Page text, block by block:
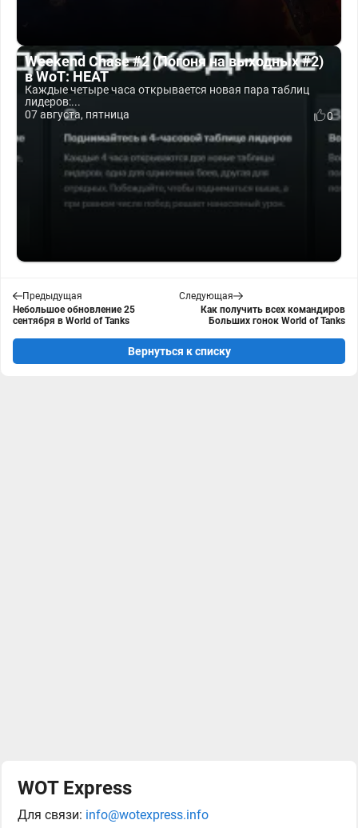
Weekend Chase #2 (Погоня на выходных #2)
в WoT: HEAT
Каждые четыре часа открывается новая пара таблиц
лидеров:...
07 августа, пятница
0
Предыдущая
Небольшое обновление 25
сентября в World of Tanks
Следующая
Как получить всех командиров
Больших гонок World of Tanks
Вернуться к списку
WOT Express
Для связи: info@wotexpress.info